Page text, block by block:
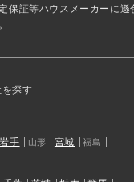
保証等ハウスメーカーに
探す
岩手 山形 宮城 福島